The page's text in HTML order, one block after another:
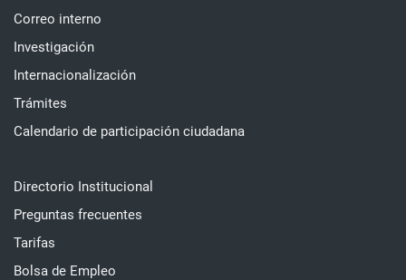
Correo interno
Investigación
Internacionalización
Trámites
Calendario de participación ciudadana
Directorio Institucional
Preguntas frecuentes
Tarifas
Bolsa de Empleo